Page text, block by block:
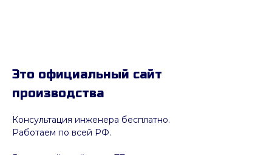
Консультация инженера бесплатно.
Работаем по всей РФ.
Это официальный сайт
производства